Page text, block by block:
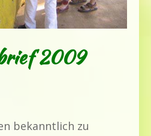
2009
bekanntlich zu